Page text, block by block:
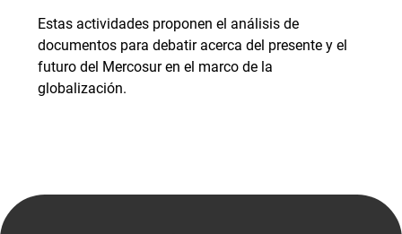
Estas actividades proponen el análisis de
documentos para debatir acerca del presente y el
futuro del Mercosur en el marco de la
globalización.